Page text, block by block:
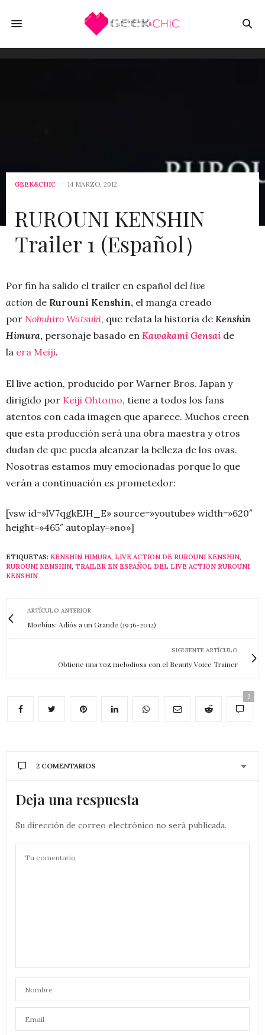
GEEK&CHIC 14 MARZO, 2012
RUROUNI KENSHIN
Trailer 1 (Español）
Por fin ha salido el trailer en español del live
action de Rurouni Kenshin, el manga creado
por Nobuhiro Watsuki, que relata la historia de Kenshin
Himura, personaje basado en Kawakami Gensai de
la era Meiji.
El live action, producido por Warner Bros. Japan y
dirigido por Keiji Ohtomo, tiene a todos los fans
atentos con cada imagen que aparece. Muchos creen
que esta producción será una obra maestra y otros
dudan de que pueda alcanzar la belleza de los ovas.
Nosotras estamos muy emocionadas porque lo que
verán a continuación es prometedor:
[vsw id=»lV7qgkEJH_E» source=»youtube» width=»620″
height=»465″ autoplay=»no»]
ETIQUETAS: KENSHIN HIMURA, LIVE ACTION DE RUROUNI KENSHIN,
RUROUNI KENSHIN, TRAILER EN ESPAÑOL DEL LIVE ACTION RUROUNI
KENSHIN
ARTÍCULO ANTERIOR
Moebius: Adiós a un Grande (1936-2012)
SIGUIENTE ARTÍCULO
Obtiene una voz melodiosa con el Beauty Voice Trainer
2
2 COMENTARIOS
Deja una respuesta
Su dirección de correo electrónico no será publicada.